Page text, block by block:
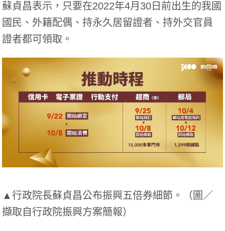
蘇貞昌表示，只要在2022年4月30日前出生的我國
國民、外籍配偶、持永久居留證者、持外交官員
證者都可領取。
▲行政院長蘇貞昌公布振興五倍券細節。（圖／
擷取自行政院振興方案簡報）